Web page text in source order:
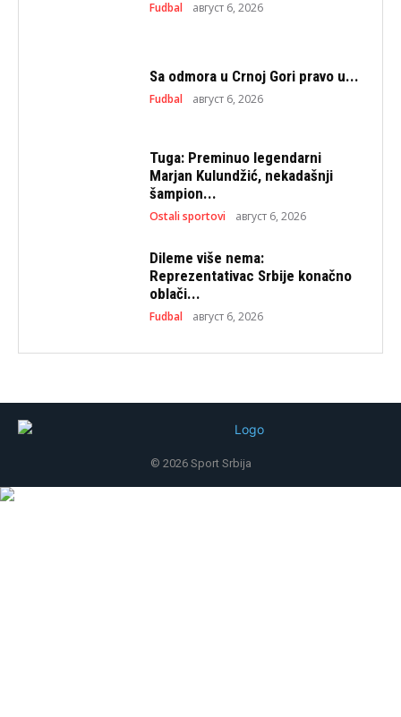
Fudbal август 6, 2026
Sa odmora u Crnoj Gori pravo u...
Fudbal август 6, 2026
Tuga: Preminuo legendarni
Marjan Kulundžić, nekadašnji
šampion...
Ostali sportovi август 6, 2026
Dileme više nema:
Reprezentativac Srbije konačno
oblači...
Fudbal август 6, 2026
© 2026 Sport Srbija